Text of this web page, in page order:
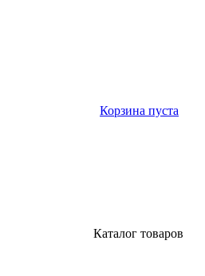
Корзина пуста
Каталог товаров